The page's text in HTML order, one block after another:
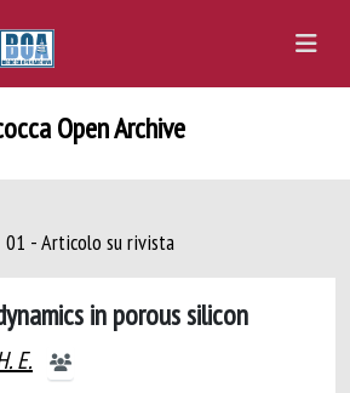
Open Archive
01 - Articolo su rivista
in porous silicon
E.